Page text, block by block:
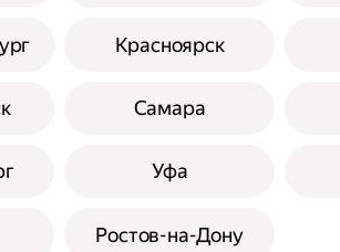
Красноярск
Самара
Уфа
Ростов-на-Дону